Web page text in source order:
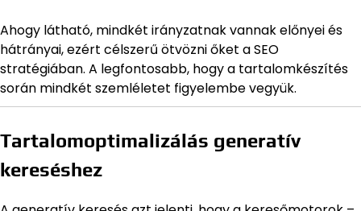
Ahogy látható, mindkét irányzatnak vannak előnyei és
hátrányai, ezért célszerű ötvözni őket a SEO
stratégiában. A legfontosabb, hogy a tartalomkészítés
során mindkét szemléletet figyelembe vegyük.
Tartalomoptimalizálás generatív
kereséshez